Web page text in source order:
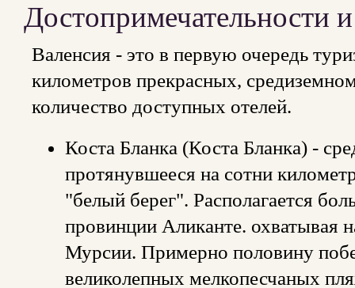
Достопримечательности
Валенсия - это в первую очередь
километров прекрасных,
количество доступных отелей.
Коста Бланка (Коста Бланка) -
протянувшееся на сотни
"белый берег". Располагается
провинции Аликанте. охватывая
Мурсии. Примерно половину
великолепных мелкопесчаных